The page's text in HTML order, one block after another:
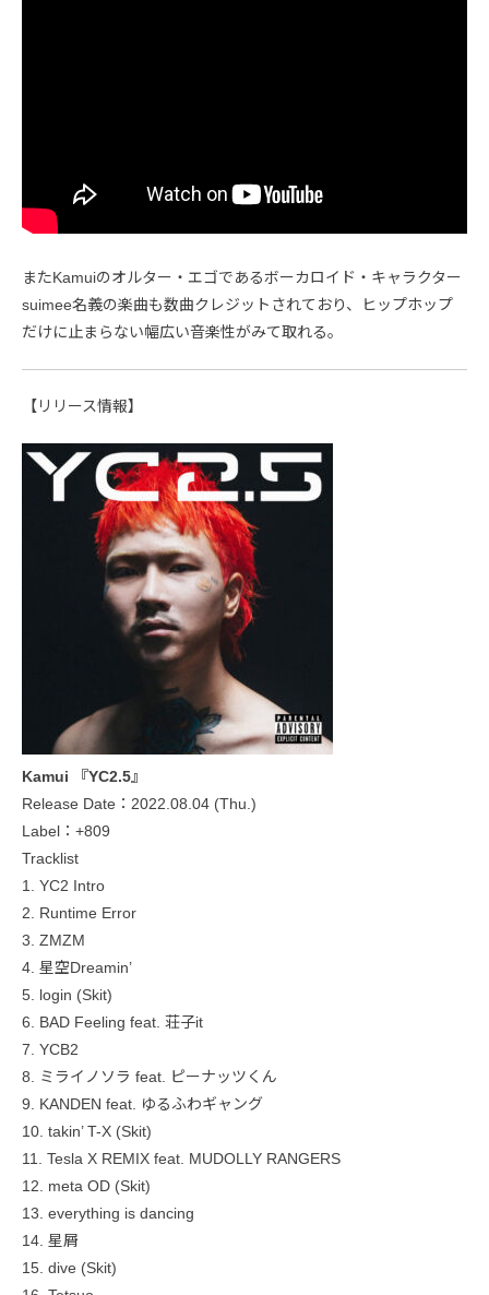
またKamuiのオルター・エゴであるボーカロイド・キャラクター
suimee名義の楽曲も数曲クレジットされており、ヒップホップ
だけに止まらない幅広い音楽性がみて取れる。
【リリース情報】
Kamui 『YC2.5』
Release Date：2022.08.04 (Thu.)
Label：+809
Tracklist
1. YC2 Intro
2. Runtime Error
3. ZMZM
4. 星空Dreamin’
5. login (Skit)
6. BAD Feeling feat. 荘子it
7. YCB2
8. ミライノソラ feat. ピーナッツくん
9. KANDEN feat. ゆるふわギャング
10. takin’ T-X (Skit)
11. Tesla X REMIX feat. MUDOLLY RANGERS
12. meta OD (Skit)
13. everything is dancing
14. 星屑
15. dive (Skit)